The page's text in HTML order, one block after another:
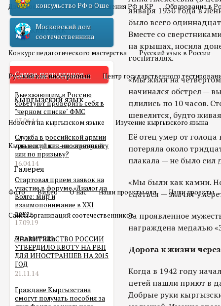
Двойное гражданство Отношения РФ и КР Образование в
Русский язык
Конкурс педагогического мастерства Русский язык в России
Русский как иностранный Центр государственного
Кыргызский язык
Новости на кыргызском языке Изучение кыргызского языка
Кыргызский как иностранный
Галерея
Фото Видео О нас Наши проекты олд Наши проекты
Сайты организаций соотечественников
Аналитика
консульство РФ в Оше
Московский дом
соотечественника
Самое популярное
Выезжающим в Россию
советуют проверить себя в
"черном списке" ФМС
03.06.14
Служба в российской армии
для мигранта – по контракту
или по призыву?
16.04.14
Стартовал прием заявок на
участие в форуме «Диалог на
Волге: мир и
взаимопонимание в XXI
веке»
17.09.19
ПРАВИТЕЛЬСТВО РОССИИ
УТВЕРДИЛО КВОТУ НА РВП
ДЛЯ ИНОСТРАНЦЕВ НА 2015
ГОД
21.11.14
Граждане Кыргызстана
смогут получать пособия за
января 1930 года в
было всего
Вместе со
на крышах, носила
госпиталях.
«Мы жили на
начинался обстрел —
длились по 10 часов.
шевелится, будто
Её отец умер от
потеряла около
плакала — не было сил
«Мы были как камни.
сдаться — значит
За проявленное
награждена медалью
Дорога к жизни
Когда в 1942 году
детей нашли приют в
Добрые руки